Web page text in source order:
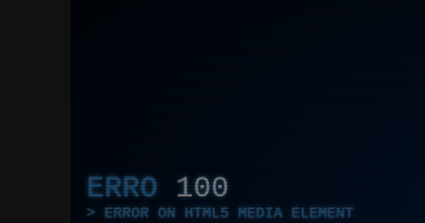
ERRO 100
ERROR ON HTML5 MEDIA ELEMENT